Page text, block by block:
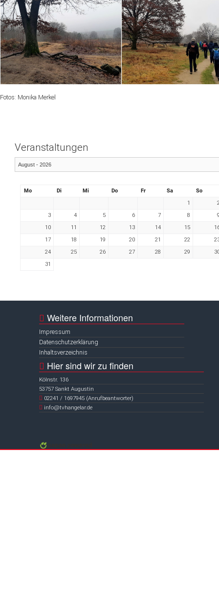
Fotos: Monika Merkel
Veranstaltungen
Mo Di Mi Do Fr Sa
So
1
3
4 5 6 7 8
10
11 12 13 14 15
17
18 19 20 21 22
24
25 26 27 28 29
31
Weitere Informationen
Impressum
Datenschutzerklärung
Inhaltsverzeichnis
Hier sind wir zu finden
Kölnstr. 136
53757 Sankt Augustin
02241 / 1697945 (Anrufbeantworter)
info@tvhangelar.de